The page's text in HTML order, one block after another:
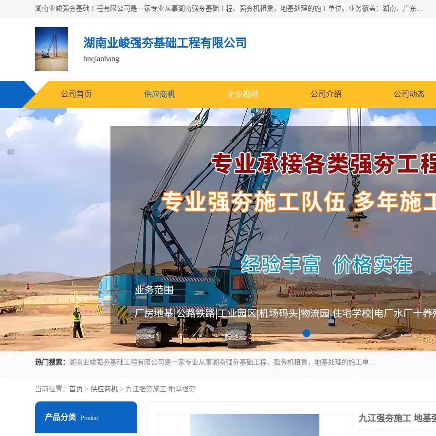
湖南业峻强夯基础工程有限公司是一家专业从事湖南强夯基础工程、强夯机租赁，地基处理的施工单位。业务覆盖：湖南、广东，江西等地。可承接1000KN.m-25000KN.m强夯（置换）工程。公司创始人是国内较早期从事强夯施工的建设者，经过多年的一步一个脚印的发展，在行业内具有较高的度和良好的口碑。
湖南业峻强夯基础工程有限公司
hnqianhang
公司首页 供应商机 企业视频 公司介绍 公司动态
热门搜索： 湖南业峻强夯基础工程有限公司是一家专业从事湖南强夯基础工程、强夯机租赁，地基处理的施工单位。业务覆盖：湖南、广东，江西等地。可承接1000KN.m-25000KN.m强夯（置换）工程。公司创始人是国内较早期从事强夯施工的建设者，经过多年的一步一个脚印的发展，在行业内具有较高的度和良好的口碑。
当前位置： 首页 > 供应商机 > 九江强夯施工 地基强夯
产品分类 Product 九江强夯施工 地基